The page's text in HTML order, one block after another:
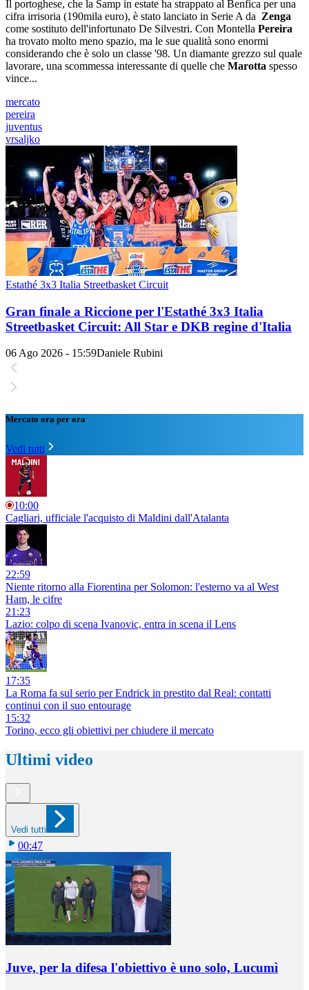
Il portoghese, che la Samp in estate ha strappato al Benfica per una
cifra irrisoria (190mila euro), è stato lanciato in Serie A da Zenga
come sostituto dell'infortunato De Silvestri. Con Montella Pereira
ha trovato molto meno spazio, ma le sue qualità sono enormi
considerando che è solo un classe '98. Un diamante grezzo sul quale
lavorare, una scommessa interessante di quelle che Marotta spesso
vince...
mercato
pereira
juventus
vrsaljko
Estathé 3x3 Italia Streetbasket Circuit
Gran finale a Riccione per l'Estathé 3x3 Italia
Streetbasket Circuit: All Star e DKB regine d'Italia
06 Ago 2026 - 15:59Daniele Rubini
Mercato ora per ora
Vedi tutti
10:00
Cagliari, ufficiale l'acquisto di Maldini dall'Atalanta
22:59
Niente ritorno alla Fiorentina per Solomon: l'esterno va al West
Ham, le cifre
21:23
Lazio: colpo di scena Ivanovic, entra in scena il Lens
17:35
La Roma fa sul serio per Endrick in prestito dal Real: contatti
continui con il suo entourage
15:32
Torino, ecco gli obiettivi per chiudere il mercato
Ultimi video
Vedi tutti
00:47
Juve, per la difesa l'obiettivo è uno solo, Lucumì